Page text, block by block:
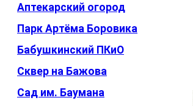
Аптекарский огород
Парк Артёма Боровика
Бабушкинский ПКиО
Сквер на Бажова
Сад им. Баумана